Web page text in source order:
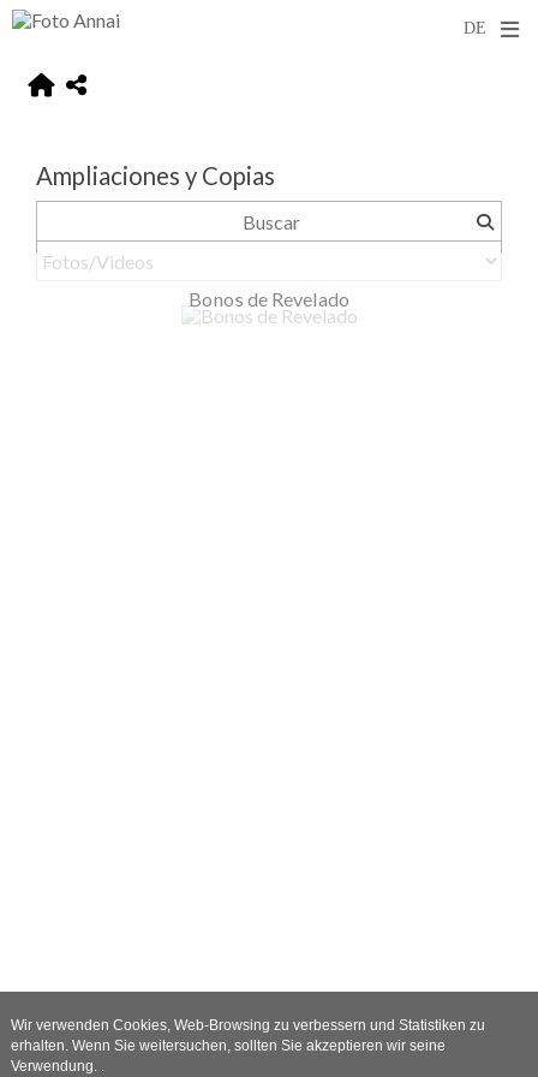
Ampliaciones y Copias
Bonos de Revelado
Wir verwenden Cookies, Web-Browsing zu verbessern und Statistiken zu
erhalten. Wenn Sie weitersuchen, sollten Sie akzeptieren wir seine
Verwendung. .